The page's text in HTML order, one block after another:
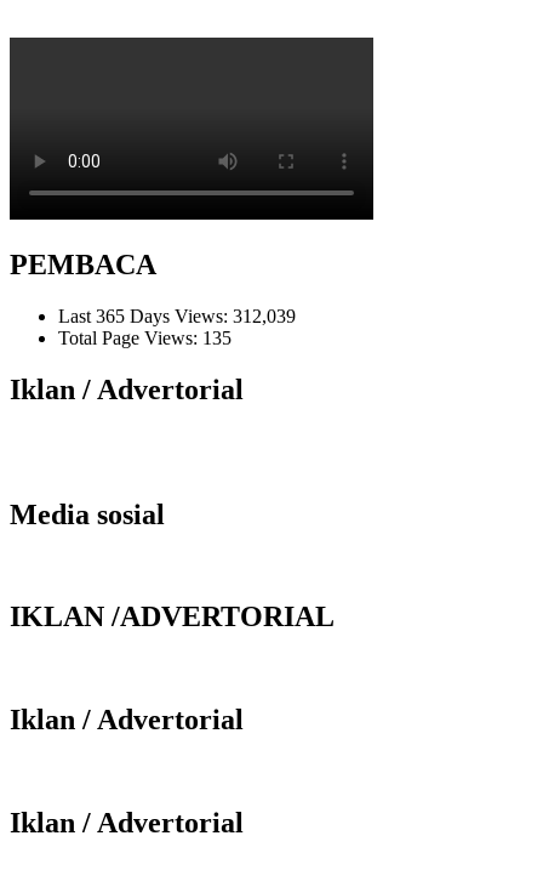
PEMBACA
Last 365 Days Views: 312,039
Total Page Views: 135
Iklan / Advertorial
Media sosial
IKLAN /ADVERTORIAL
Iklan / Advertorial
Iklan / Advertorial